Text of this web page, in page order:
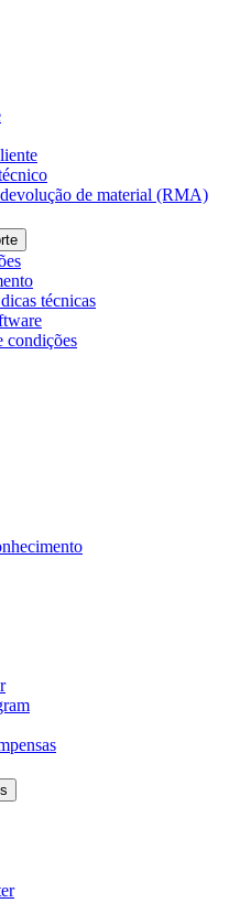
de material (RMA)
técnicas
condições